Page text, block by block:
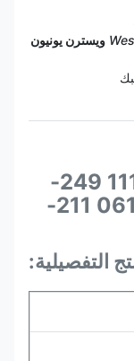
ويسترن يونيون
مجتمع حقن الوقود 200-1117 249-
0709 211-3023 253-0616 211-
التفصيلية: